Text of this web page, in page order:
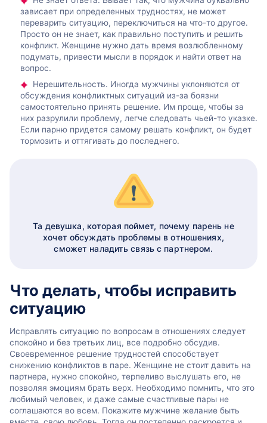
зависает при определенных трудностях, не может
переварить ситуацию, переключиться на что-то другое.
Просто он не знает, как правильно поступить и решить
конфликт. Женщине нужно дать время возлюбленному
подумать, привести мысли в порядок и найти ответ на
вопрос.
Нерешительность. Иногда мужчины уклоняются от
обсуждения конфликтных ситуаций из-за боязни
самостоятельно принять решение. Им проще, чтобы за
них разрулили проблему, легче следовать чьей-то указке.
Если парню придется самому решать конфликт, он будет
тормозить и оттягивать до последнего.
Та девушка, которая поймет, почему парень не
хочет обсуждать проблемы в отношениях,
сможет наладить связь с партнером.
Что делать, чтобы исправить
ситуацию
Исправлять ситуацию по вопросам в отношениях следует
спокойно и без третьих лиц, все подробно обсудив.
Своевременное решение трудностей способствует
снижению конфликтов в паре. Женщине не стоит давить на
партнера, нужно спокойно, терпеливо выслушать его, не
позволяя эмоциям брать верх. Необходимо помнить, что это
любимый человек, и даже самые счастливые пары не
соглашаются во всем. Покажите мужчине желание быть